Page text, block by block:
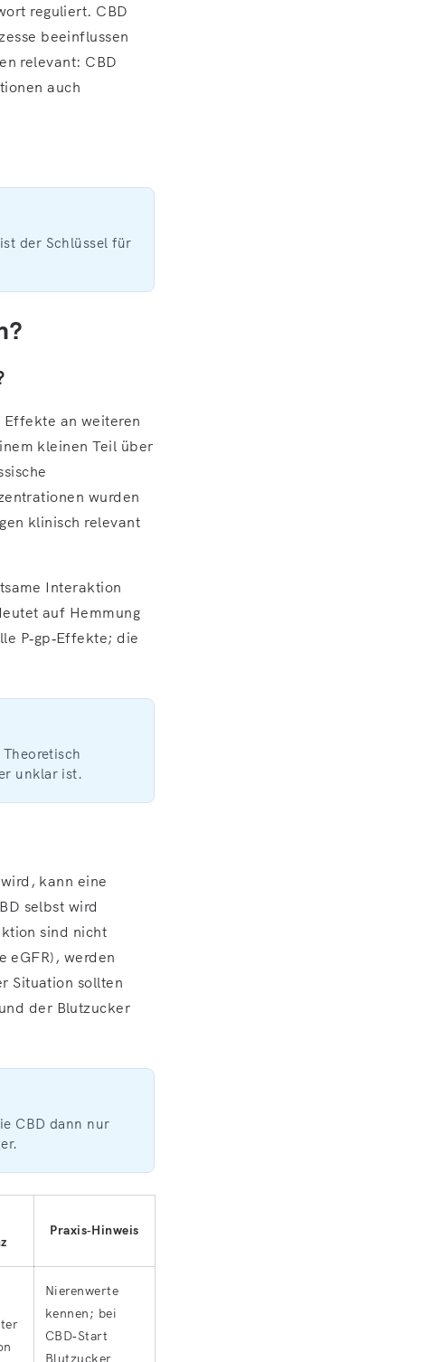
reguliert. CBD
beeinflussen
relevant: CBD
auch
der Schlüssel für
Effekte an weiteren
kleinen Teil über
wurden
klinisch relevant
Interaktion
auf Hemmung
P‑gp‑Effekte; die
unklar ist.
kann eine
selbst wird
sind nicht
eGFR), werden
Situation sollten
der Blutzucker
CBD dann nur
Praxis‑Hinweis
Nierenwerte
kennen; bei
CBD‑Start
Blutzucker